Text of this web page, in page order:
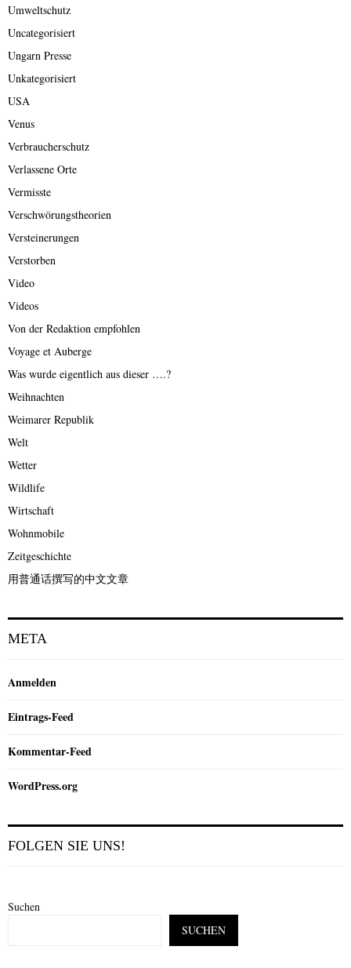
Umweltschutz
Uncategorisiert
Ungarn Presse
Unkategorisiert
USA
Venus
Verbraucherschutz
Verlassene Orte
Vermisste
Verschwörungstheorien
Versteinerungen
Verstorben
Video
Videos
Von der Redaktion empfohlen
Voyage et Auberge
Was wurde eigentlich aus dieser ….?
Weihnachten
Weimarer Republik
Welt
Wetter
Wildlife
Wirtschaft
Wohnmobile
Zeitgeschichte
用普通话撰写的中文文章
META
Anmelden
Eintrags-Feed
Kommentar-Feed
WordPress.org
FOLGEN SIE UNS!
Suchen
SUCHEN